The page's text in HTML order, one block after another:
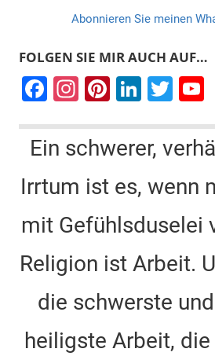
Abonnieren Sie meinen
FOLGEN SIE MIR AUCH AUF…
F
c
e
b
o
o
k
In
a
gr
a
m
Pi
er
e
st
Li
k
e
dI
n
T
tt
er
h
a
Ein schwerer,
Irrtum ist es, wenn
mit Gefühlsduselei
Religion ist Arbeit.
die schwerste
heiligste Arbeit,